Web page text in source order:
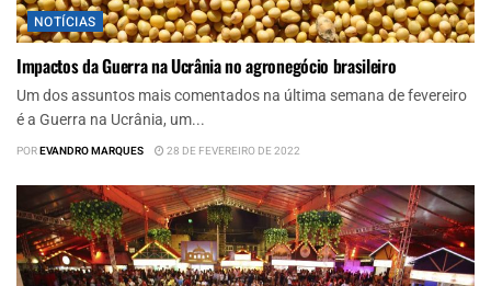
NOTÍCIAS
Impactos da Guerra na Ucrânia no agronegócio brasileiro
Um dos assuntos mais comentados na última semana de fevereiro
é a Guerra na Ucrânia, um...
POREVANDRO MARQUES 28 DE FEVEREIRO DE 2022